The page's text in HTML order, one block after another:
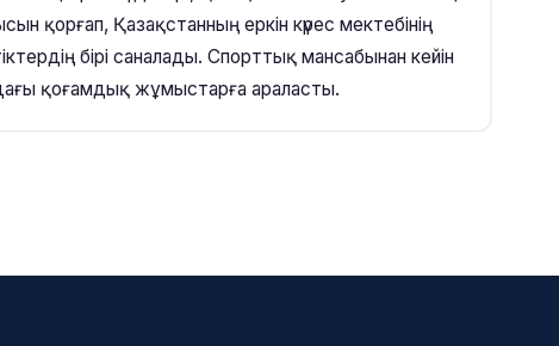
қорғап, Қазақстанның еркін күрес мектебінің
бірі саналады. Спорттық мансабынан кейін
қоғамдық жұмыстарға араласты.